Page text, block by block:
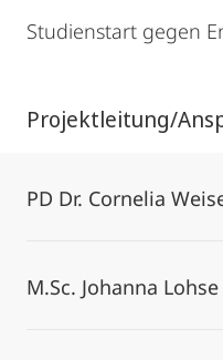
Studienstart gegen
Projektleitung/
PD Dr. Cornelia
M.Sc. Johanna Lohse